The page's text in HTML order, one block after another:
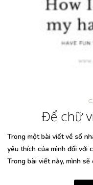
Để chữ
Trong một bài viết về sổ
yêu thích của mình đối với
Trong bài viết này, mình